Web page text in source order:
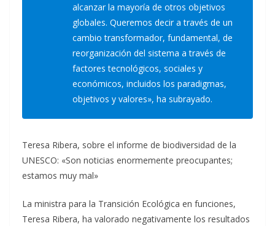
alcanzar la mayoría de otros objetivos
globales. Queremos decir a través de un
cambio transformador, fundamental, de
reorganización del sistema a través de
factores tecnológicos, sociales y
económicos, incluidos los paradigmas,
objetivos y valores», ha subrayado.
Teresa Ribera, sobre el informe de biodiversidad de la
UNESCO: «Son noticias enormemente preocupantes;
estamos muy mal»
La ministra para la Transición Ecológica en funciones,
Teresa Ribera, ha valorado negativamente los resultados